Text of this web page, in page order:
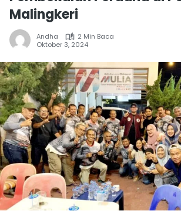
Malingkeri
Andha
2 Min Baca
Oktober 3, 2024